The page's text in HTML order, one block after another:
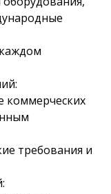
коммерческих
требования и
уточнения
2026 15:37
ваш
отправим